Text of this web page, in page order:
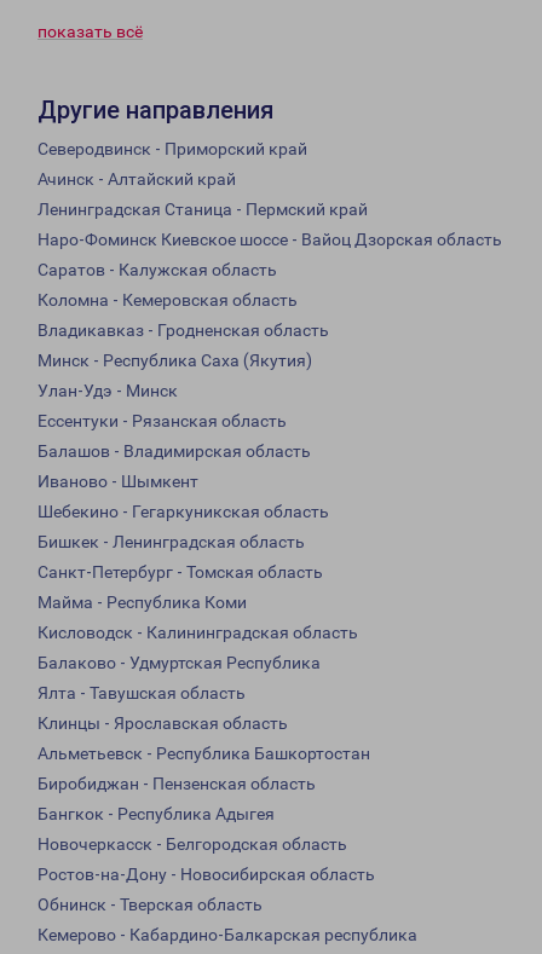
показать всё
Другие направления
Северодвинск - Приморский край
Ачинск - Алтайский край
Ленинградская Станица - Пермский край
Наро-Фоминск Киевское шоссе - Вайоц Дзорская область
Саратов - Калужская область
Коломна - Кемеровская область
Владикавказ - Гродненская область
Минск - Республика Саха (Якутия)
Улан-Удэ - Минск
Ессентуки - Рязанская область
Балашов - Владимирская область
Иваново - Шымкент
Шебекино - Гегаркуникская область
Бишкек - Ленинградская область
Санкт-Петербург - Томская область
Майма - Республика Коми
Кисловодск - Калининградская область
Балаково - Удмуртская Республика
Ялта - Тавушская область
Клинцы - Ярославская область
Альметьевск - Республика Башкортостан
Биробиджан - Пензенская область
Бангкок - Республика Адыгея
Новочеркасск - Белгородская область
Ростов-на-Дону - Новосибирская область
Обнинск - Тверская область
Кемерово - Кабардино-Балкарская республика